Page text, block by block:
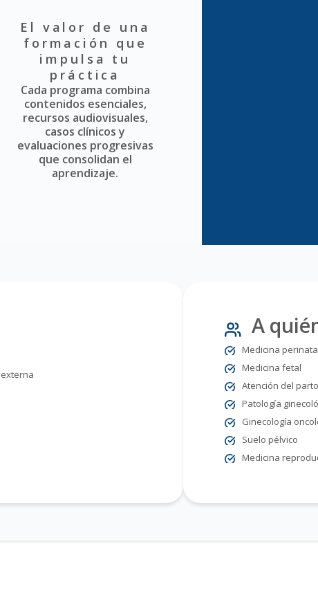
El valor de una
formación que
impulsa tu
práctica
Cada programa combina
contenidos esenciales,
recursos audiovisuales,
casos clínicos y
evaluaciones progresivas
que consolidan el
aprendizaje.
A
Medicina
Medicina fetal
Atención del parto
Patología
Ginecología
Suelo pélvico
Medicina